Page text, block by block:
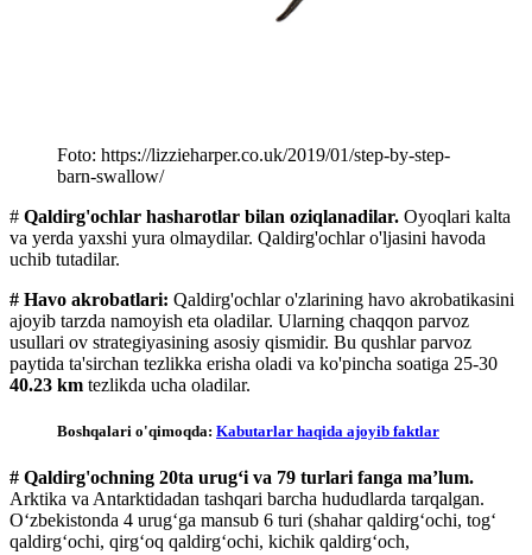
Foto: https://lizzieharper.co.uk/2019/01/step-by-step-
barn-swallow/
# Qaldirg'ochlar hasharotlar bilan oziqlanadilar. Oyoqlari kalta
va yerda yaxshi yura olmaydilar. Qaldirg'ochlar o'ljasini havoda
uchib tutadilar.
# Havo akrobatlari: Qaldirg'ochlar o'zlarining havo akrobatikasini
ajoyib tarzda namoyish eta oladilar. Ularning chaqqon parvoz
usullari ov strategiyasining asosiy qismidir. Bu qushlar parvoz
paytida ta'sirchan tezlikka erisha oladi va ko'pincha soatiga 25-30
40.23 km tezlikda ucha oladilar.
Boshqalari o'qimoqda: Kabutarlar haqida ajoyib faktlar
# Qaldirg'ochning 20ta urugʻi va 79 turlari fanga maʼlum.
Arktika va Antarktidadan tashqari barcha hududlarda tarqalgan.
Oʻzbekistonda 4 urugʻga mansub 6 turi (shahar qaldirgʻochi, togʻ
qaldirgʻochi, qirgʻoq qaldirgʻochi, kichik qaldirgʻoch,